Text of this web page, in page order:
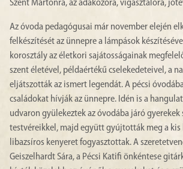
Szent Mártonra, az adakozóra, vigasztalóra,
Az óvoda pedagógusai már november elején
felkészítését az ünnepre a lámpások
korosztály az életkori sajátosságainak
szent életével, példaértékű cselekedeteivel, a
eljátszották az ismert legendát. A pécsi
családokat hívják az ünnepre. Idén is a
udvaron gyülekeztek az óvodába járó gyerekek
testvéreikkel, majd együtt gyújtották meg a kis
libazsíros kenyeret fogyasztottak. A
Geiszelhardt Sára, a Pécsi Katifi önkéntese